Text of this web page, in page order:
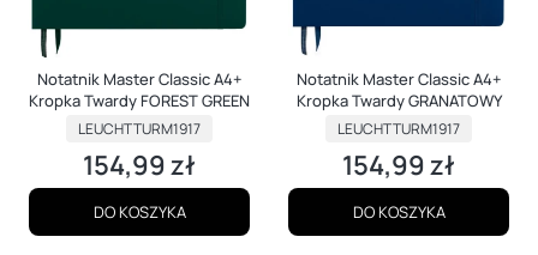
Notatnik Master Classic A4+
Kropka Twardy FOREST GREEN
PRODUCENT
LEUCHTTURM1917
Cena
154,99 zł
DO KOSZYKA
Notatnik Master Classic A4+
Kropka Twardy GRANATOWY
PRODUCENT
LEUCHTTURM1917
Cena
154,99 zł
DO KOSZYKA